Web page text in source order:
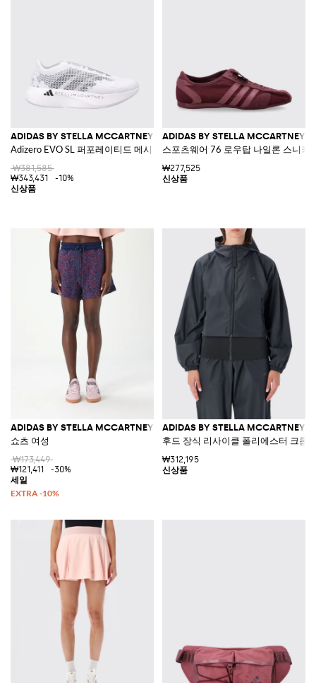
ADIDAS BY STELLA MCCARTNEY
Adizero EVO SL 퍼포레이티드 메시 및 초경량 솔 스니커즈
₩381,585
₩343,431
-10%
ADIDAS BY STELLA MCCARTNEY
스포츠웨어 76 로우탑 나일론 스니커
₩277,525
ADIDAS BY STELLA MCCARTNEY
쇼츠 여성
₩173,449
₩121,411
-30%
ADIDAS BY STELLA MCCARTNEY
후드 장식 리사이클 폴리에스터 크롭
₩312,195